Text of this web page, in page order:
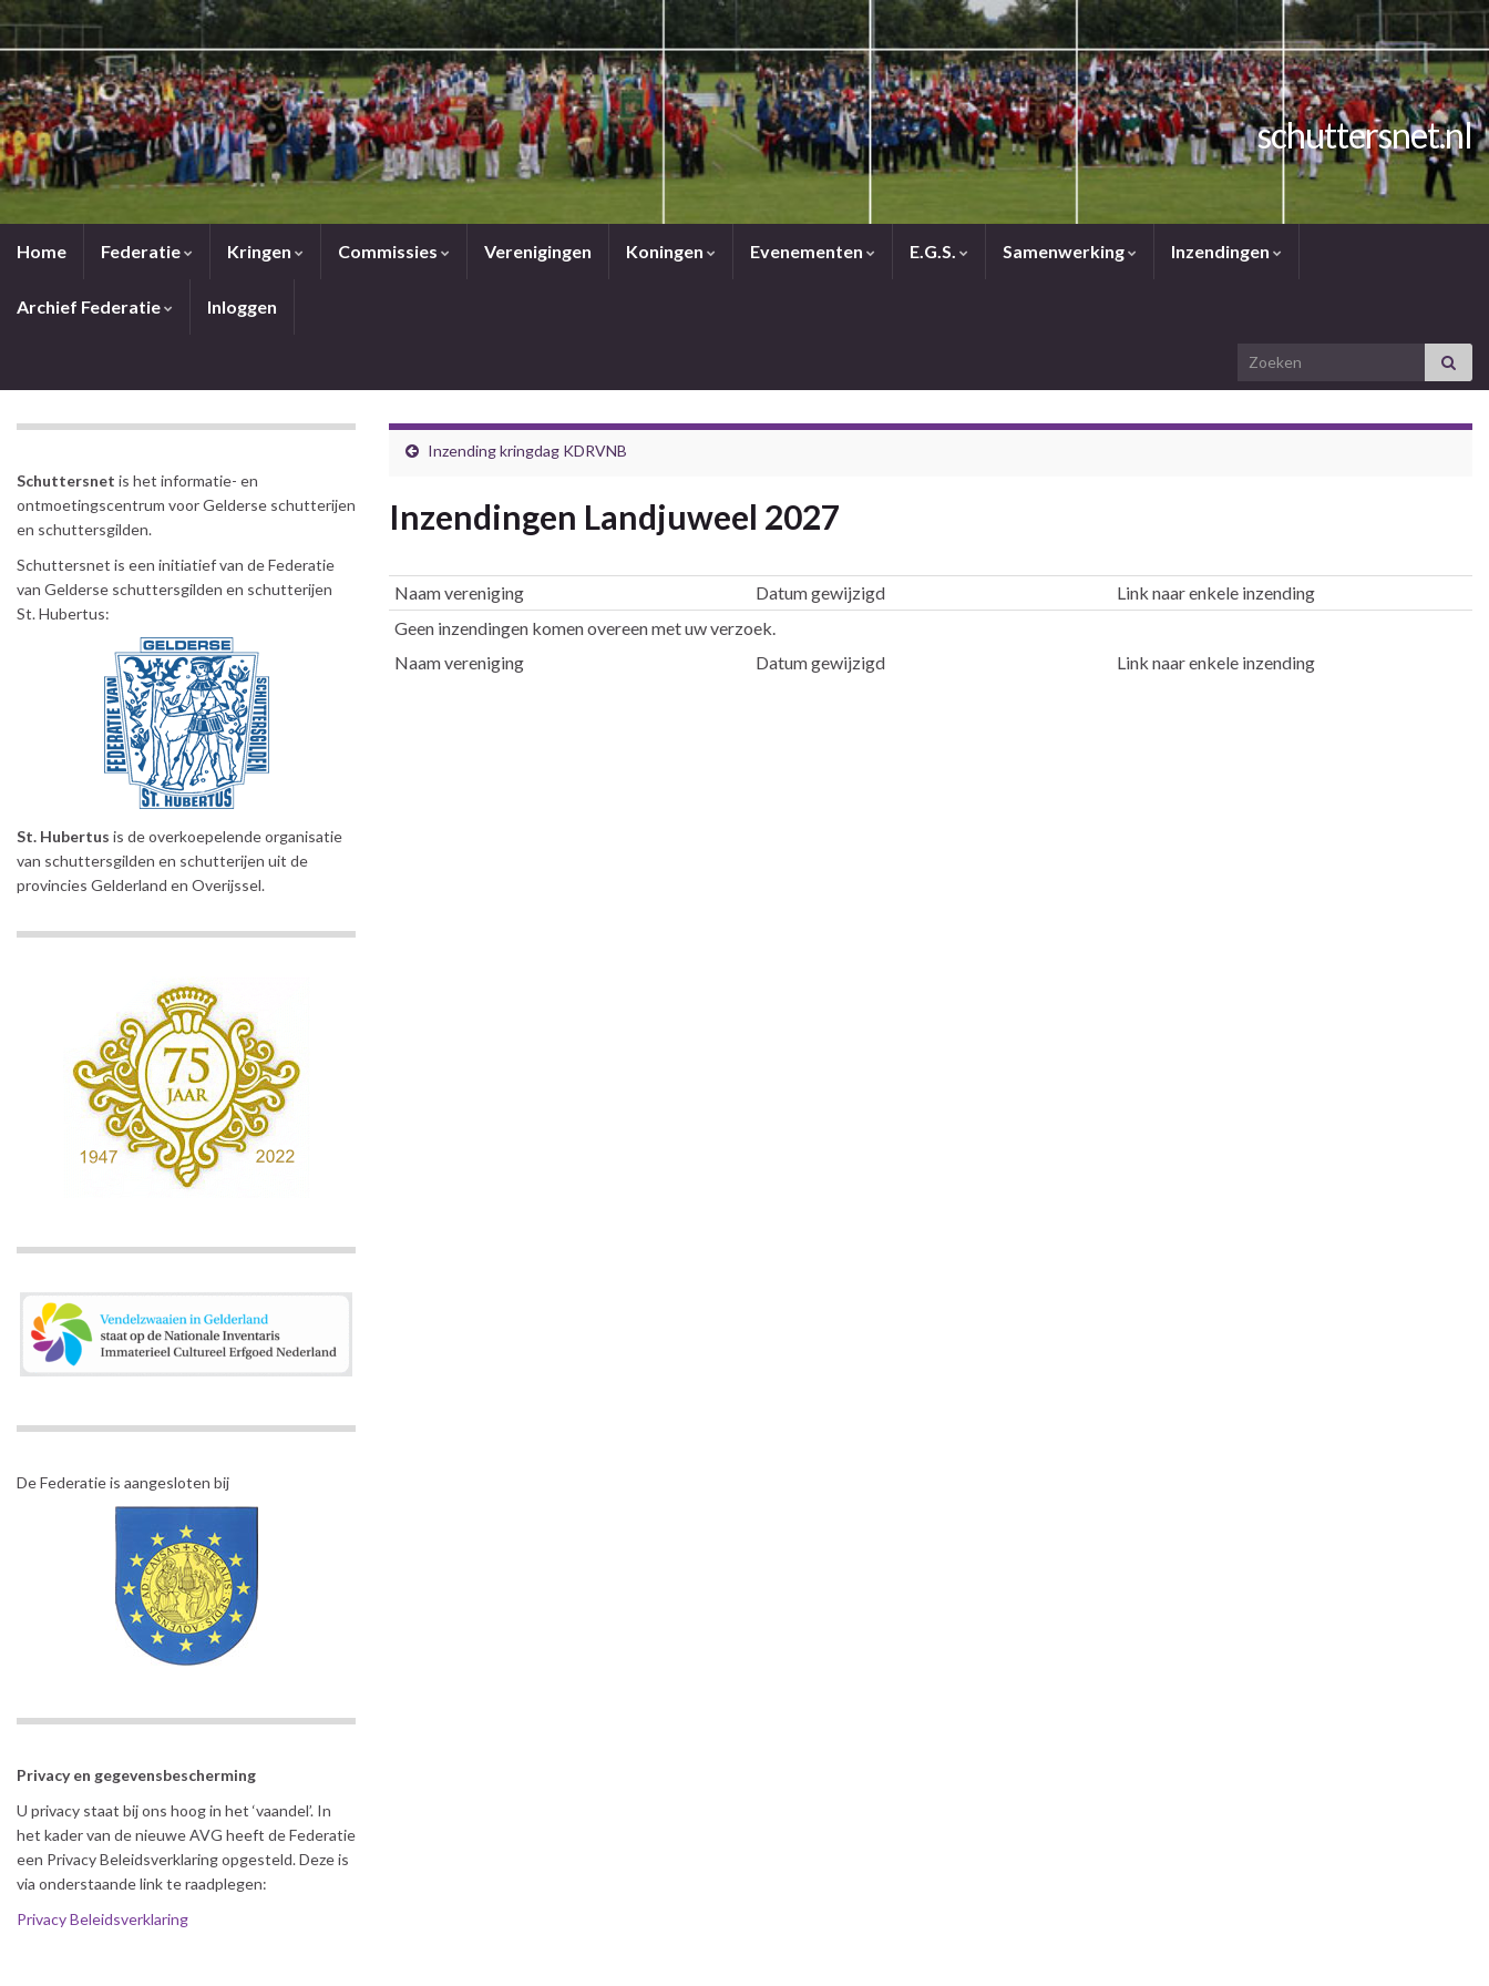
schuttersnet.nl
Home Federatie Kringen Commissies Verenigingen Koningen Evenementen E.G.S. Samenwerking Inzendingen
Archief Federatie Inloggen
Search for:
Inzending kringdag KDRVNB
Inzendingen Landjuweel 2027
Inzendingen
Naam vereniging Datum gewijzigd
Link naar enkele inzending
Geen inzendingen komen overeen met uw verzoek.
Naam vereniging
Datum gewijzigd Link naar enkele inzending
Schuttersnet is het informatie- en
ontmoetingscentrum voor Gelderse schutterijen
en schuttersgilden.
Schuttersnet is een initiatief van de Federatie
van Gelderse schuttersgilden en schutterijen
St. Hubertus:
St. Hubertus is de overkoepelende organisatie
van schuttersgilden en schutterijen uit de
provincies Gelderland en Overijssel.
De Federatie is aangesloten bij
Privacy en gegevensbescherming
U privacy staat bij ons hoog in het ‘vaandel’. In
het kader van de nieuwe AVG heeft de Federatie
een Privacy Beleidsverklaring opgesteld. Deze is
via onderstaande link te raadplegen:
Privacy Beleidsverklaring